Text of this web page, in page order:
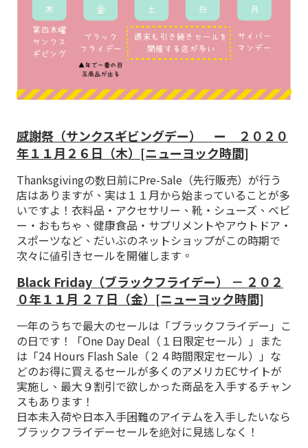
感謝祭（サンクスギビングデー） ー ２０２０
年１１月２６日（木）[ニューヨック時間]
Thanksgivingの数日前にPre-Sale（先行販売）が行う
店はありますが、実は１１月から始まっていることが多
いですよ！衣料品・アクセサリー、靴・シューズ、ベビ
ー・おもちゃ、健康食品・サプリメントやアウトドア・
スポーツなど、だいぶのネットショップがこの時期で
次々に値引きセールを開催します。
Black Friday（ブラックフライデー） － ２０２
０年１１月 ２７日（金）[ニューヨック時間]
一年のうちで最大のセールは「ブラックフライデー」こ
の日です！「One Day Deal（１日限定セール）」また
は「24 Hours Flash Sale（２４時間限定セール）」な
どのお得に買えるセールが多くのアメリカECサイトが
実施し、最大９割引で欲しかった商品を入手するチャン
スもあります！
日本未入荷や日本入手困難のアイテムを入手したいなら
ブラックフライデーセールを絶対に見逃しなく！